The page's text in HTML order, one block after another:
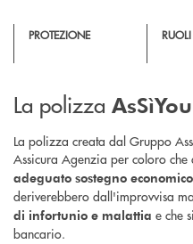
PROTEZIONE
La polizza AsSìYou
La polizza creata dal Gruppo
Assicura Agenzia per coloro che
adeguato sostegno economico
deriverebbero dall'improvvisa
di infortunio e malattia e che
bancario.